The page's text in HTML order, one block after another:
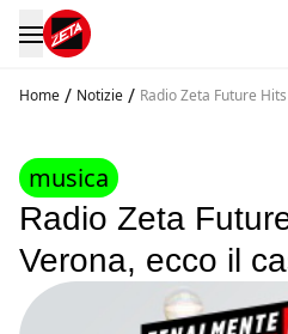
Home / Notizie / Radio Zeta Future
musica
Radio Zeta
Verona, ecco il